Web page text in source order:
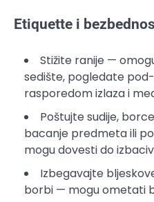
Etiquette i
Stižite ranije —
sedište, pogledate
rasporedom izlaza i
Poštujte sudije,
bacanje predmeta ili
mogu dovesti do
Izbegavajte
borbi — mogu ometati